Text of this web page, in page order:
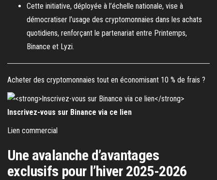
Cette initiative, déployée à l’échelle nationale, vise à
démocratiser l’usage des cryptomonnaies dans les achats
quotidiens, renforçant le partenariat entre Printemps,
Binance et Lyzi.
Acheter des cryptomonnaies tout en économisant 10 % de frais ?
Inscrivez-vous sur Binance via ce lien
Lien commercial
Une avalanche d’avantages
exclusifs pour l’hiver 2025-2026